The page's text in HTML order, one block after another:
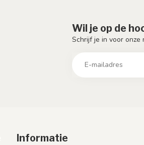
Wil je op de
Schrijf je in voor onze
Informatie